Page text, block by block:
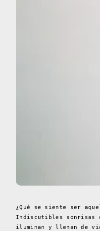
¿Qué se siente ser
Indiscutibles sonrisas
iluminan y llenan de